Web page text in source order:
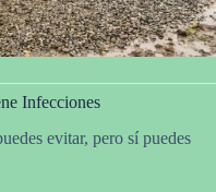
Infecciones
evitar, pero sí puedes